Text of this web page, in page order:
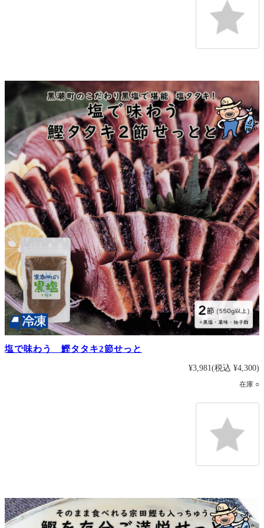
塩で味わう 鰹タタキ2節せっと
¥3,981(税込 ¥4,300)
在庫 ○